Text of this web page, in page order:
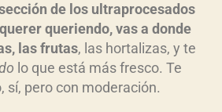
de los ultraprocesados
queriendo, vas a donde
las frutas, las hortalizas, y te
lo que está más fresco. Te
sí, pero con moderación.